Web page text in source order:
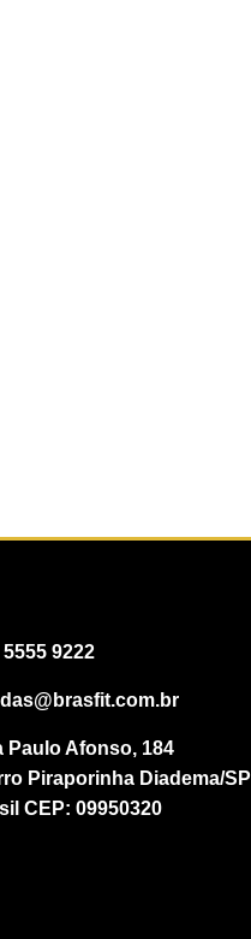
5555 9222
Paulo Afonso, 184
Piraporinha Diadema/SP
CEP: 09950320